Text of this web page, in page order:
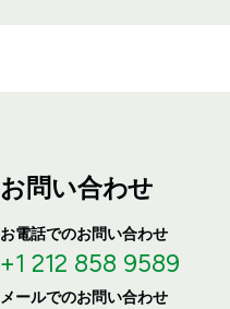
お問い合わせ
お電話でのお問い合わせ
+1 212 858 9589
メールでのお問い合わせ